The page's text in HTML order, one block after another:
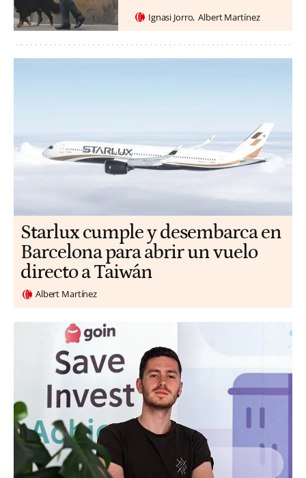
Ignasi Jorro Albert Martínez
Starlux cumple y desembarca en
Barcelona para abrir un vuelo
directo a Taiwán
Albert Martínez